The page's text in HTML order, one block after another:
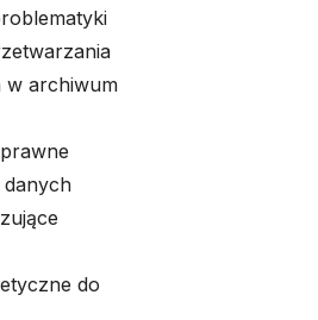
w archiwum
do